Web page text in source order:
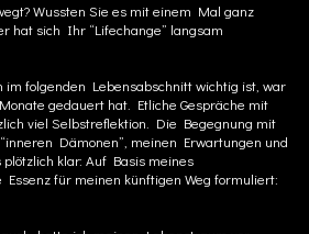
Wussten Sie es mit einem Mal ganz
hat sich Ihr “Lifechange” langsam
im folgenden Lebensabschnitt wichtig ist, war
gedauert hat. Etliche Gespräche mit
viel Selbstreflektion. Die Begegnung mit
Dämonen”, meinen Erwartungen und
klar: Auf Basis meines
für meinen künftigen Weg formuliert: